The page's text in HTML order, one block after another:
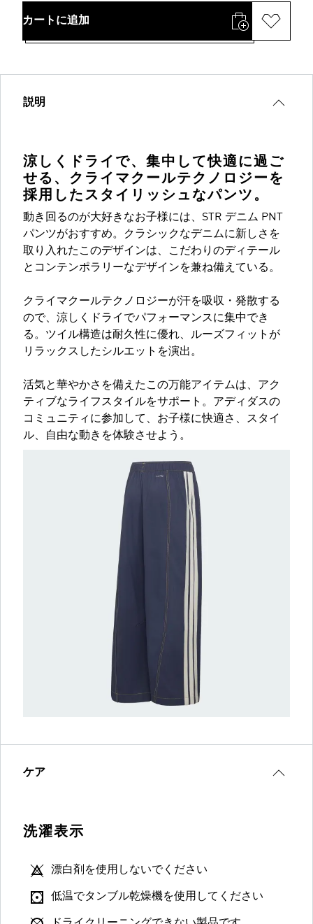
カートに追加
説明
涼しくドライで、集中して快適に過ご
せる、クライマクールテクノロジーを
採用したスタイリッシュなパンツ。
動き回るのが大好きなお子様には、STR デニム PNT
パンツがおすすめ。クラシックなデニムに新しさを
取り入れたこのデザインは、こだわりのディテール
とコンテンポラリーなデザインを兼ね備えている。
クライマクールテクノロジーが汗を吸収・発散する
ので、涼しくドライでパフォーマンスに集中でき
る。ツイル構造は耐久性に優れ、ルーズフィットが
リラックスしたシルエットを演出。
活気と華やかさを備えたこの万能アイテムは、アク
ティブなライフスタイルをサポート。アディダスの
コミュニティに参加して、お子様に快適さ、スタイ
ル、自由な動きを体験させよう。
ケア
洗濯表示
漂白剤を使用しないでください
低温でタンブル乾燥機を使用してください